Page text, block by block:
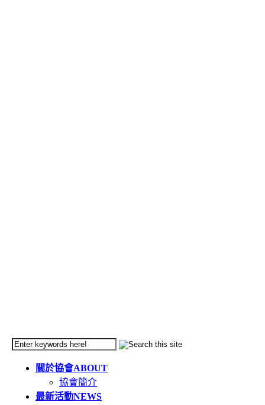
關於協會ABOUT
協會簡介
最新活動NEWS